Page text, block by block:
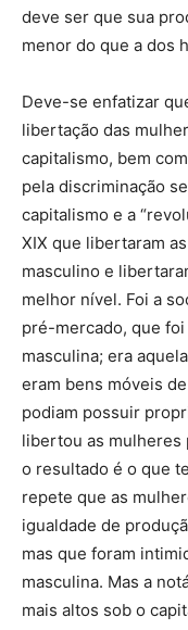
deve ser que sua
menor do que a dos
Deve-se enfatizar
libertação das
capitalismo, bem
pela discriminação
capitalismo e a
XIX que libertaram
masculino e
melhor nível. Foi a
pré-mercado, que
masculina; era
eram bens móveis
podiam possuir
libertou as mulheres
o resultado é o que
repete que as
igualdade de
mas que foram
masculina. Mas a
mais altos sob o